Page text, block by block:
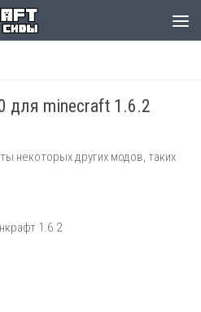
для minecraft 1.6.2
некоторых других модов, таких
1.6.2